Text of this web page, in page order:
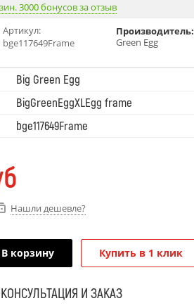
3000 бонусов за отзыв
Артикул:
bge117649Frame
Производитель:
Green Egg
Big Green Egg
BigGreenEggXLEgg frame
bge117649Frame
Нашли дешевле?
В корзину Купить в 1 клик
И ЗАКАЗ